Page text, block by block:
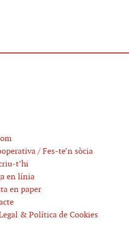
/ Fes-te’n sòcia
t’hi
en línia
en paper
& Política de Cookies